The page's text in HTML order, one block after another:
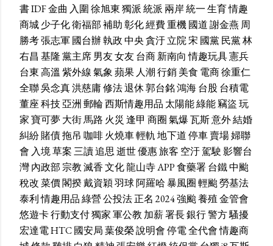
書IDF金曲 入圍徐旭東獨派統派 兩岸統一生育情趣
商城少子化衛福部補助彰化經費重機國道謝金燕 周
勝考張志軍國台辦執政中央貪汙立院宋 國黨民黨林
右昌 基隆黨主席男友女友台商新南向 情趣玩具憲兵
台東高溫 紫外線氣象蘋果 人潮行銷美食 電商徐重仁
全聯吳念真洪慈庸修法退休郭台銘鴻海台股 台積電
董座科技亞洲郵輪西斯情趣用品 太陽能綠能竊盜玩
家寶可夢大街馬路 火災 逢甲 商圈氣爆瓦斯意外結婚
糾紛賭債拖吊 咖啡火燒車輕軌地下道停車賣場婦聯
會 入境草案三讀追思逝世優惠旅客 空汙駕駛影響台
灣內政部宗教滅香文化龍山寺APP食藥署台鐵中颱
稅改菜價閣揆戴資穎羽球阿羅哈暴風圈輕颱勞基法
泰利情趣用品綠營公投法正名 2024強颱養殖金管會
悠遊卡行動支付獨家軍公教 加薪署長銀行警方騷擾
宏達電HTC國安局葉俊榮說明會停電全代會情趣商